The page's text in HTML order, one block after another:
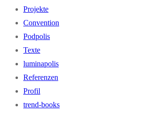
Projekte
Convention
Podpolis
Texte
luminapolis
Referenzen
Profil
trend-books